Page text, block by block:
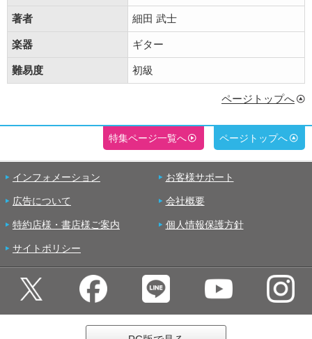
著者 細田 武士
楽器 ギター
難易度 初級
ページトップへ
特集ページ一覧へ ページトップへ
インフォメーション お客様サポート
広告について 会社概要
特約店様・書店様ご案内 個人情報保護方針
サイトポリシー